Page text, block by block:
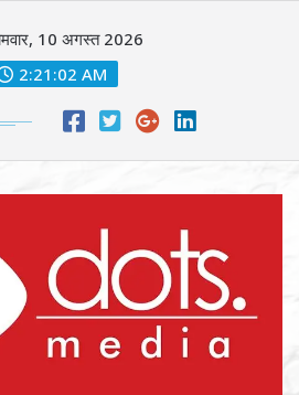
10 अगस्त 2026
2:21:04 AM